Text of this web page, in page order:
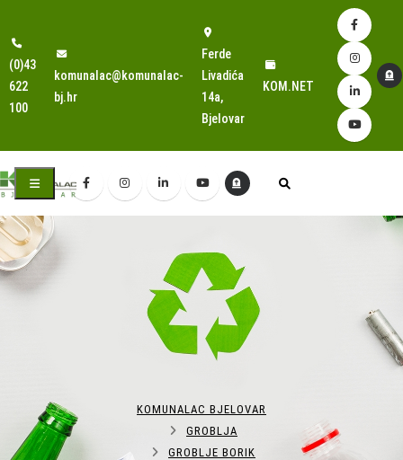
(0)43
622
100
komunalac@komunalac-
bj.hr
Ferde
Livadića
14a,
Bjelovar
KOM.NET
KOMUNALAC BJELOVAR
GROBLJA
GROBLJE BORIK